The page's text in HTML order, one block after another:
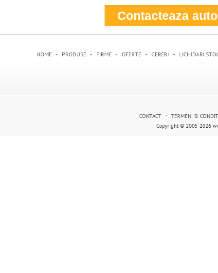
Contacteaza
HOME - PRODUSE - FIRME - OFERTE - CERERI - LICHIDARI
CONTACT - TERMENI SI
Copyright © 2005-2026